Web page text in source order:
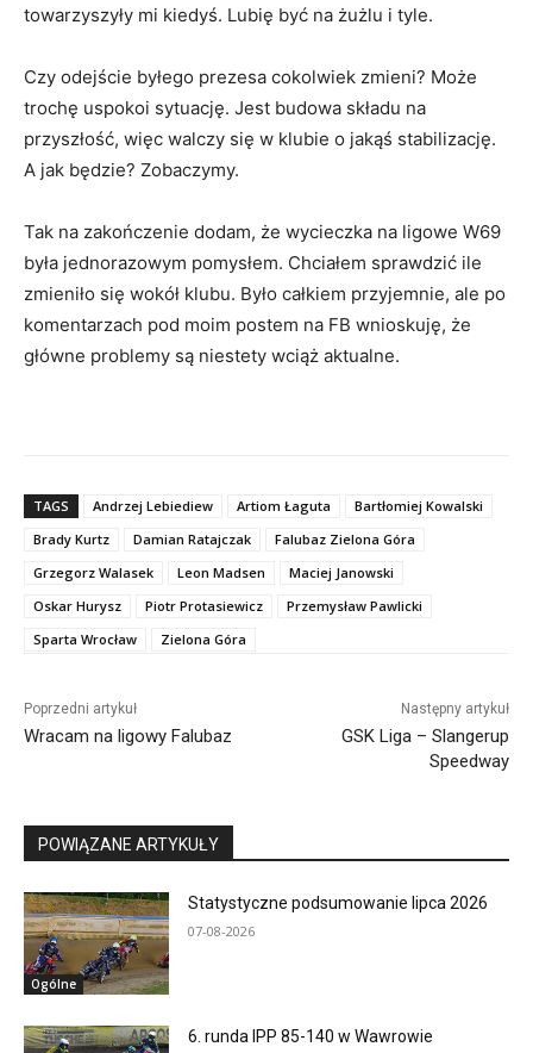
towarzyszyły mi kiedyś. Lubię być na żużlu i tyle.
Czy odejście byłego prezesa cokolwiek zmieni? Może
trochę uspokoi sytuację. Jest budowa składu na
przyszłość, więc walczy się w klubie o jakąś stabilizację.
A jak będzie? Zobaczymy.
Tak na zakończenie dodam, że wycieczka na ligowe W69
była jednorazowym pomysłem. Chciałem sprawdzić ile
zmieniło się wokół klubu. Było całkiem przyjemnie, ale po
komentarzach pod moim postem na FB wnioskuję, że
główne problemy są niestety wciąż aktualne.
TAGS Andrzej Lebiediew Artiom Łaguta
Bartłomiej Kowalski
Brady Kurtz
Damian Ratajczak
Falubaz Zielona Góra
Grzegorz Walasek
Leon Madsen
Maciej Janowski
Oskar Hurysz
Piotr Protasiewicz
Przemysław Pawlicki
Sparta Wrocław
Zielona Góra
Poprzedni artykuł
Wracam na ligowy Falubaz
Następny artykuł
GSK Liga – Slangerup
Speedway
POWIĄZANE ARTYKUŁY
Ogólne
Statystyczne podsumowanie lipca 2026
07-08-2026
6. runda IPP 85-140 w Wawrowie